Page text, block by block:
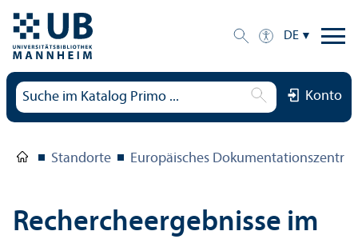
DE
Konto
Standorte Europäisches
Rechercheergebnisse im